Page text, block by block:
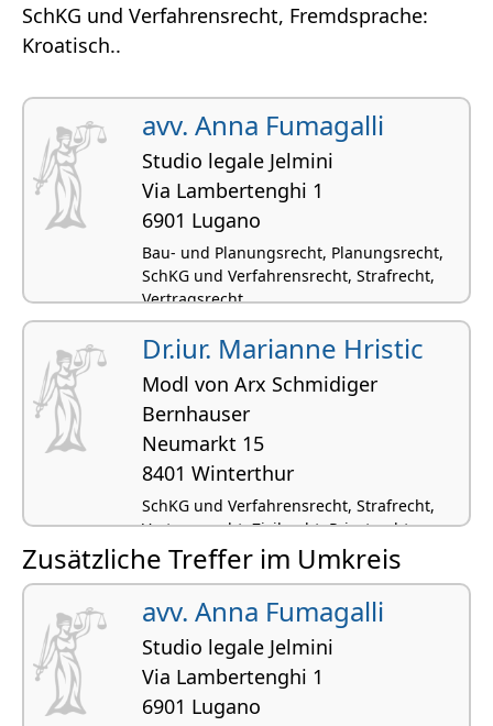
SchKG und Verfahrensrecht, Fremdsprache:
Kroatisch..
avv. Anna Fumagalli
Studio legale Jelmini
Via Lambertenghi 1
6901 Lugano
Bau- und Planungsrecht, Planungsrecht,
SchKG und Verfahrensrecht, Strafrecht,
Vertragsrecht
Dr.iur. Marianne Hristic
Modl von Arx Schmidiger
Bernhauser
Neumarkt 15
8401 Winterthur
SchKG und Verfahrensrecht, Strafrecht,
Vertragsrecht, Zivilrecht, Privatrecht
(international)
Zusätzliche Treffer im Umkreis
avv. Anna Fumagalli
Studio legale Jelmini
Via Lambertenghi 1
6901 Lugano